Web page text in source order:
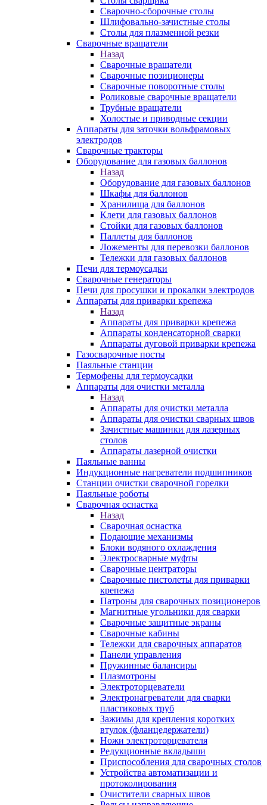
Сварочно-сборочные столы
Шлифовально-зачистные столы
Столы для плазменной резки
Сварочные вращатели
Назад
Сварочные вращатели
Сварочные позиционеры
Сварочные поворотные столы
Роликовые сварочные вращатели
Трубные вращатели
Холостые и приводные секции
Аппараты для заточки вольфрамовых
электродов
Сварочные тракторы
Оборудование для газовых баллонов
Назад
Оборудование для газовых баллонов
Шкафы для баллонов
Хранилища для баллонов
Клети для газовых баллонов
Стойки для газовых баллонов
Паллеты для баллонов
Ложементы для перевозки баллонов
Тележки для газовых баллонов
Печи для термоусадки
Сварочные генераторы
Печи для просушки и прокалки электродов
Аппараты для приварки крепежа
Назад
Аппараты для приварки крепежа
Аппараты конденсаторной сварки
Аппараты дуговой приварки крепежа
Газосварочные посты
Паяльные станции
Термофены для термоусадки
Аппараты для очистки металла
Назад
Аппараты для очистки металла
Аппараты для очистки сварных швов
Зачистные машинки для лазерных
столов
Аппараты лазерной очистки
Паяльные ванны
Индукционные нагреватели подшипников
Станции очистки сварочной горелки
Паяльные роботы
Сварочная оснастка
Назад
Сварочная оснастка
Подающие механизмы
Блоки водяного охлаждения
Электросварные муфты
Сварочные центраторы
Сварочные пистолеты для приварки
крепежа
Патроны для сварочных позиционеров
Магнитные угольники для сварки
Сварочные защитные экраны
Сварочные кабины
Тележки для сварочных аппаратов
Панели управления
Пружинные балансиры
Плазмотроны
Электроторцеватели
Электронагреватели для сварки
пластиковых труб
Зажимы для крепления коротких
втулок (фланцедержатели)
Ножи электроторцевателя
Редукционные вкладыши
Приспособления для сварочных столов
Устройства автоматизации и
протоколирования
Очистители сварных швов